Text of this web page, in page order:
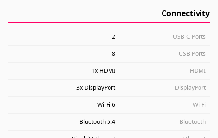
Connectivity
USB-C Ports
2
USB Ports
8
HDMI
1x HDMI
DisplayPort
3x DisplayPort
Wi-Fi
Wi-Fi 6
Bluetooth
Bluetooth 5.4